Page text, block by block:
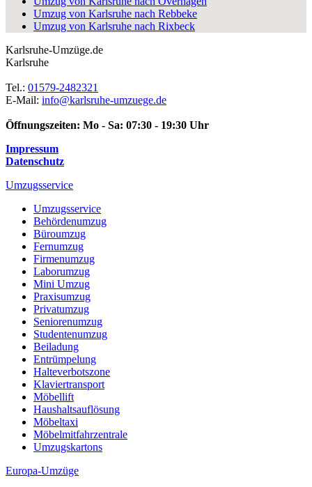
Umzug von Karlsruhe nach Rebbeke
Umzug von Karlsruhe nach Rixbeck
Karlsruhe-Umzüge.de
Karlsruhe
Tel.: 01579-2482321
E-Mail: info@karlsruhe-umzuege.de
Öffnungszeiten: Mo - Sa: 07:30 - 19:30 Uhr
Impressum
Datenschutz
Umzugsservice
Umzugsservice
Behördenumzug
Büroumzug
Fernumzug
Firmenumzug
Laborumzug
Mini Umzug
Praxisumzug
Privatumzug
Seniorenumzug
Studentenumzug
Beiladung
Entrümpelung
Halteverbotszone
Klaviertransport
Möbellift
Haushaltsauflösung
Möbeltaxi
Möbelmitfahrzentrale
Umzugskartons
Europa-Umzüge